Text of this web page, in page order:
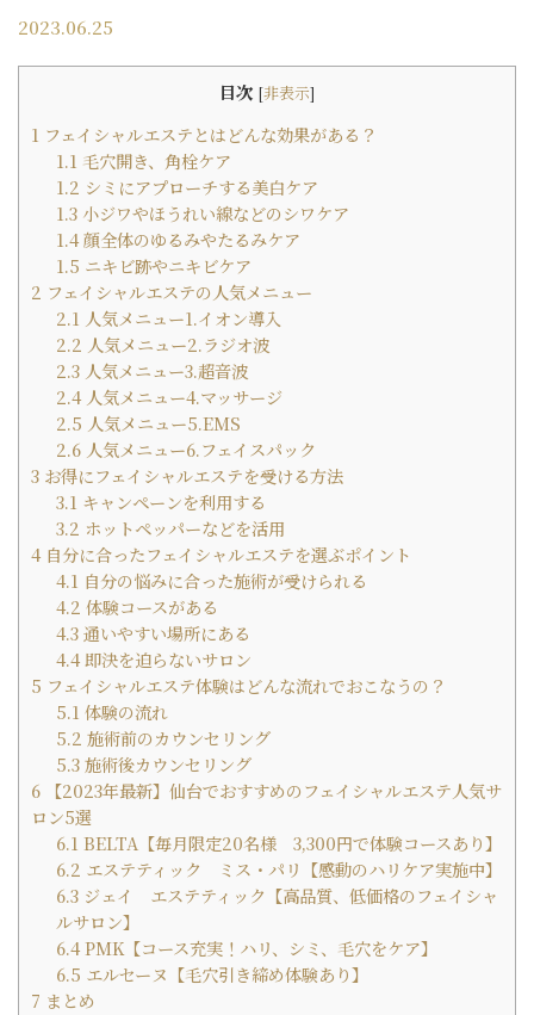
2023.06.25
目次 [非表示]
1 フェイシャルエステとはどんな効果がある？
1.1 毛穴開き、角栓ケア
1.2 シミにアプローチする美白ケア
1.3 小ジワやほうれい線などのシワケア
1.4 顔全体のゆるみやたるみケア
1.5 ニキビ跡やニキビケア
2 フェイシャルエステの人気メニュー
2.1 人気メニュー1.イオン導入
2.2 人気メニュー2.ラジオ波
2.3 人気メニュー3.超音波
2.4 人気メニュー4.マッサージ
2.5 人気メニュー5.EMS
2.6 人気メニュー6.フェイスパック
3 お得にフェイシャルエステを受ける方法
3.1 キャンペーンを利用する
3.2 ホットペッパーなどを活用
4 自分に合ったフェイシャルエステを選ぶポイント
4.1 自分の悩みに合った施術が受けられる
4.2 体験コースがある
4.3 通いやすい場所にある
4.4 即決を迫らないサロン
5 フェイシャルエステ体験はどんな流れでおこなうの？
5.1 体験の流れ
5.2 施術前のカウンセリング
5.3 施術後カウンセリング
6 【2023年最新】仙台でおすすめのフェイシャルエステ人気サ
ロン5選
6.1 BELTA【毎月限定20名様 3,300円で体験コースあり】
6.2 エステティック ミス・パリ【感動のハリケア実施中】
6.3 ジェイ エステティック【高品質、低価格のフェイシャ
ルサロン】
6.4 PMK【コース充実！ハリ、シミ、毛穴をケア】
6.5 エルセーヌ【毛穴引き締め体験あり】
7 まとめ